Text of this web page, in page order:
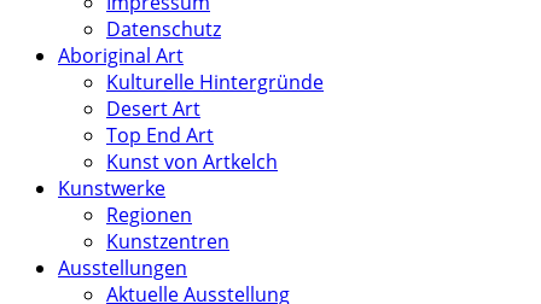
Datenschutz
Aboriginal Art
Kulturelle Hintergründe
Desert Art
Top End Art
Kunst von Artkelch
Kunstwerke
Regionen
Kunstzentren
Ausstellungen
Aktuelle Ausstellung